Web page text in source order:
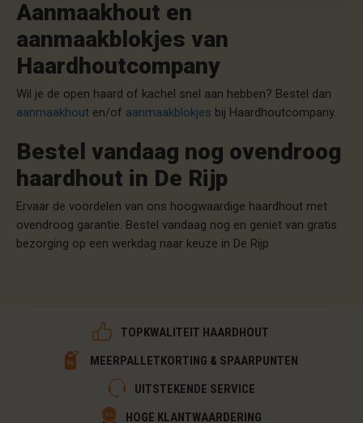
Aanmaakhout en
aanmaakblokjes van
Haardhoutcompany
Wil je de open haard of kachel snel aan hebben? Bestel dan
aanmaakhout en/of aanmaakblokjes bij Haardhoutcompany.
Bestel vandaag nog ovendroog
haardhout in De Rijp
Ervaar de voordelen van ons hoogwaardige haardhout met
ovendroog garantie. Bestel vandaag nog en geniet van gratis
bezorging op een werkdag naar keuze in De Rijp
TOPKWALITEIT HAARDHOUT
MEERPALLETKORTING & SPAARPUNTEN
UITSTEKENDE SERVICE
HOGE KLANTWAARDERING